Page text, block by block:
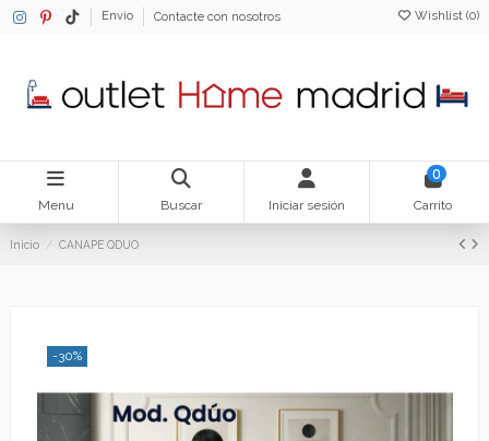
Envio Contacte con nosotros Wishlist (0)
Menu Buscar Iniciar sesión
0
Carrito
Inicio CANAPE QDUO
-30%